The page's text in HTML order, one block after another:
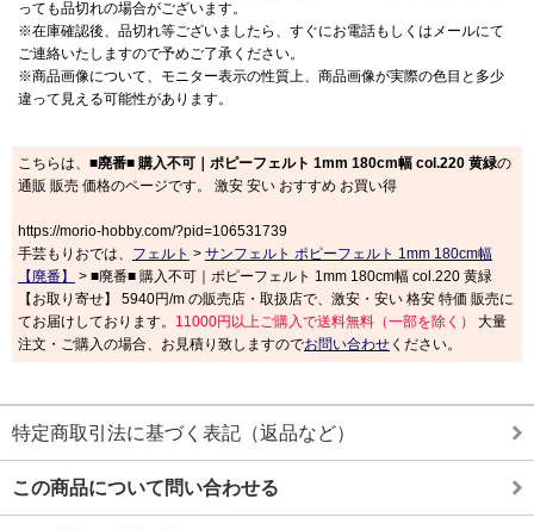
っても品切れの場合がございます。
※在庫確認後、品切れ等ございましたら、すぐにお電話もしくはメールにて
ご連絡いたしますので予めご了承ください。
※商品画像について、モニター表示の性質上、商品画像が実際の色目と多少
違って見える可能性があります。
こちらは、 ■廃番■ 購入不可｜ポピーフェルト 1mm 180cm幅 col.220 黄緑の
通販 販売 価格のページです。 激安 安い おすすめ お買い得
https://morio-hobby.com/?pid=106531739
手芸もりおでは、 フェルト > サンフェルト ポピーフェルト 1mm 180cm幅
【廃番】
> ■廃番■ 購入不可｜ポピーフェルト 1mm 180cm幅 col.220 黄緑
【お取り寄せ】 5940円/m の販売店・取扱店で、激安・安い 格安 特価 販売に
てお届けしております。 11000円以上ご購入で送料無料（一部を除く）
大量
注文・ご購入の場合、お見積り致しますのでお問い合わせ ください。
特定商取引法に基づく表記（返品など）
この商品について問い合わせる